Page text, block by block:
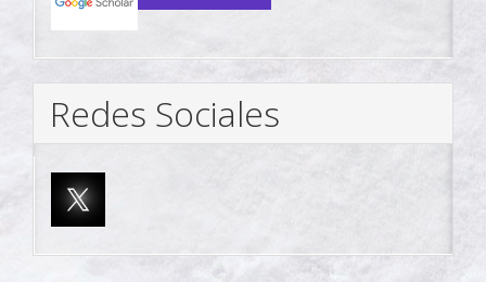
Redes Sociales